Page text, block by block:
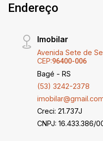
Endereço
Imobilar
Avenida Sete de
CEP:96400-006
Bagé - RS
(53) 3242-2378
Creci: 21.737J
CNPJ: 16.433.386/